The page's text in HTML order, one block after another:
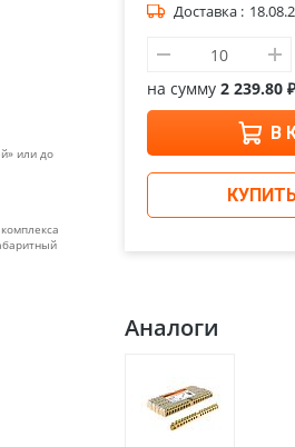
или до
Доставка :
на сумму 2 239.80 ₽
В
Аналоги